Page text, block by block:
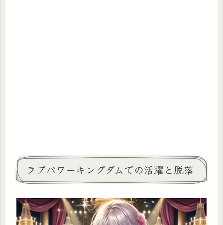
ラブパワーキングダムでの活躍と脱落